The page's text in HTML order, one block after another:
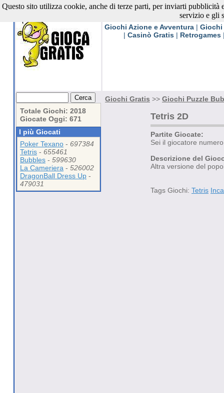
Giochi Gratis
Giochi Azione e Avventura| Giochi
| Casinò Gratis| Retrogames
Totale Giochi: 2018
Giocate Oggi: 671
I più Giocati
Poker Texano - 697384
Tetris - 655461
Bubbles - 599630
La Cameriera - 526002
DragonBall Dress Up -
479031
Giochi Gratis >> Giochi Puzzle
Tetris 2D
Partite Giocate:
Sei il giocatore
Descrizione del
Altra versione del
Tags Giochi: Tetris
Questo sito utilizza cookie, anche di terze parti, per inviarti
servizio e gli